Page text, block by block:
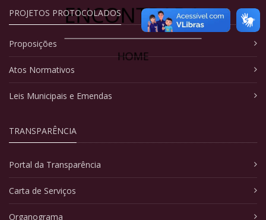
ENCONTRADA
HOME
PROJETOS PROTOCOLADOS
Proposições
Atos Normativos
Leis Municipais e Emendas
TRANSPARÊNCIA
Portal da Transparência
Carta de Serviços
Organograma